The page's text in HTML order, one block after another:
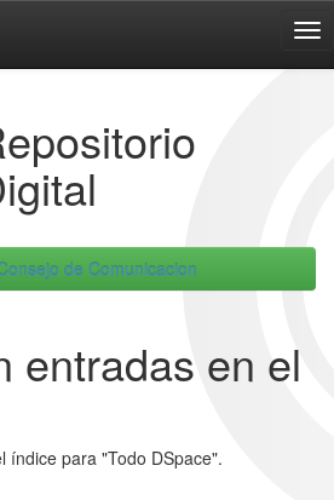
de Comunicacion
entradas en el
índice para "Todo DSpace".